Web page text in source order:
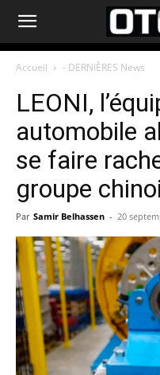
Accueil - DERNIÈRES News
LEONI,
automobile
se faire
groupe
Par Samir Belhassen - 20